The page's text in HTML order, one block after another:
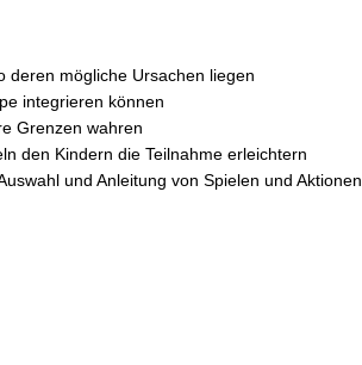
deren mögliche Ursachen liegen
integrieren können
Grenzen wahren
den Kindern die Teilnahme erleichtern
und Anleitung von Spielen und Aktionen